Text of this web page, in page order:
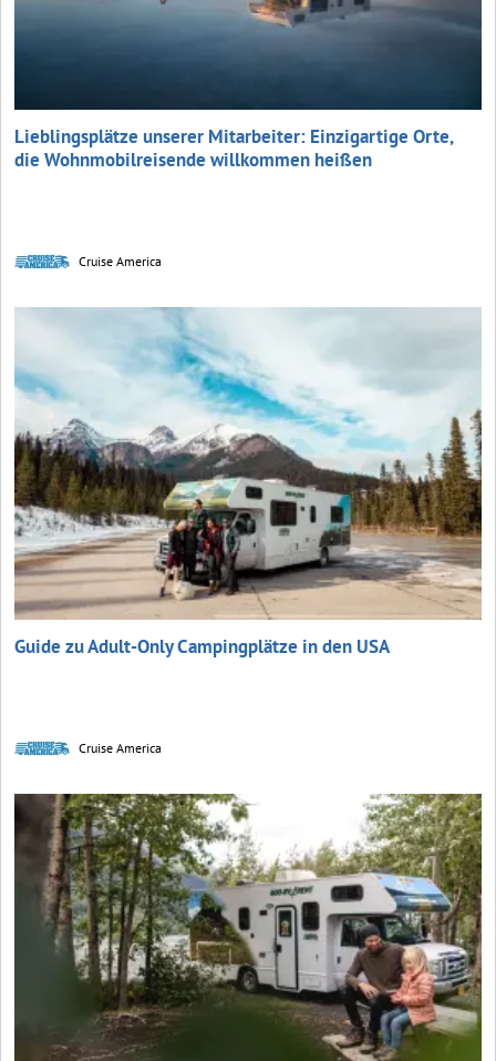
Lieblingsplätze unserer Mitarbeiter: Einzigartige Orte,
die Wohnmobilreisende willkommen heißen
Cruise America
Guide zu Adult-Only Campingplätze in den USA
Cruise America